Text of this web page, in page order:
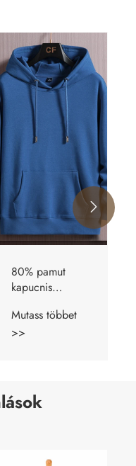
Golf Ball Fiber
kapucnis
Mutass többet
>>
